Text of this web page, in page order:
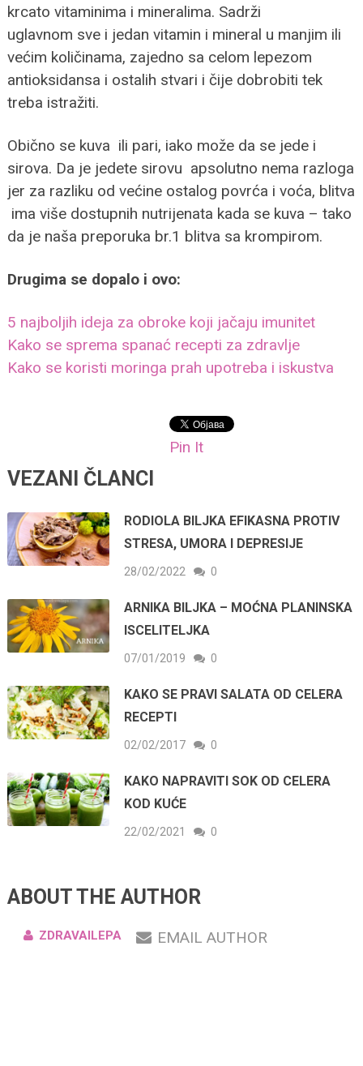
krcato vitaminima i mineralima. Sadrži
uglavnom sve i jedan vitamin i mineral u manjim ili
većim količinama, zajedno sa celom lepezom
antioksidansa i ostalih stvari i čije dobrobiti tek
treba istražiti.
Obično se kuva ili pari, iako može da se jede i
sirova. Da je jedete sirovu apsolutno nema razloga
jer za razliku od većine ostalog povrća i voća, blitva
ima više dostupnih nutrijenata kada se kuva – tako
da je naša preporuka br.1 blitva sa krompirom.
Drugima se dopalo i ovo:
5 najboljih ideja za obroke koji jačaju imunitet
Kako se sprema spanać recepti za zdravlje
Kako se koristi moringa prah upotreba i iskustva
Pin It
VEZANI ČLANCI
RODIOLA BILJKA EFIKASNA PROTIV
STRESA, UMORA I DEPRESIJE
28/02/2022 0
ARNIKA BILJKA – MOĆNA PLANINSKA
ISCELITELJKA
07/01/2019 0
KAKO SE PRAVI SALATA OD CELERA
RECEPTI
02/02/2017 0
KAKO NAPRAVITI SOK OD CELERA
KOD KUĆE
22/02/2021 0
ABOUT THE AUTHOR
ZDRAVAILEPA EMAIL AUTHOR